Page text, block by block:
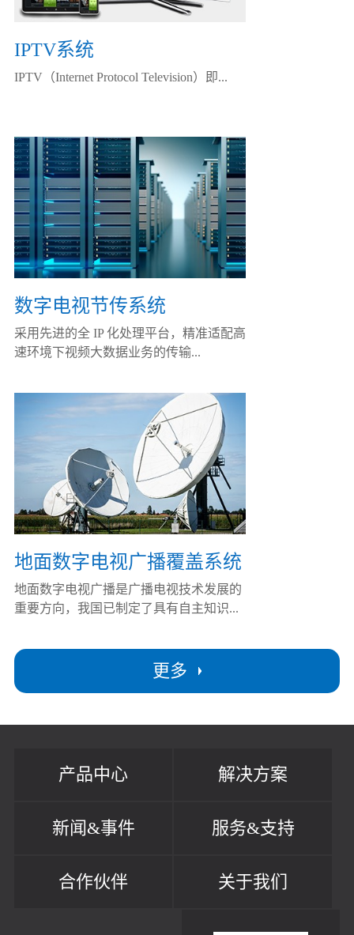
更多
IPTV系统
IPTV（Internet Protocol Television）即...
数字电视节传系统
采用先进的全 IP 化处理平台，精准适配高
速环境下视频大数据业务的传输...
地面数字电视广播覆盖系统
地面数字电视广播是广播电视技术发展的
重要方向，我国已制定了具有自主知识...
产品中心 解决方案
新闻&事件 服务&支持
合作伙伴 关于我们